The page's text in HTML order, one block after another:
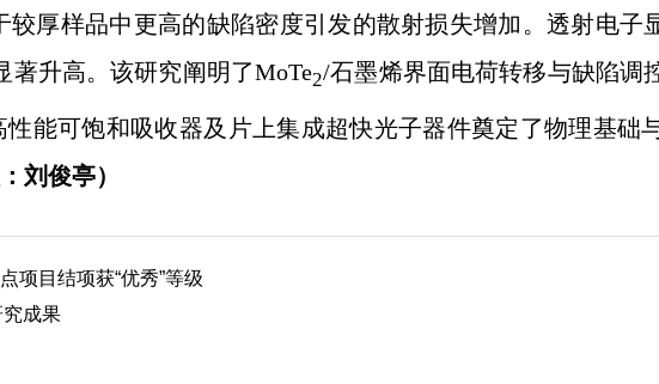
较厚样品中更高的缺陷密度引发的散射损失增加。透射电子
升高。该研究阐明了MoTe2/石墨烯界面电荷转移与缺陷调
能可饱和吸收器及片上集成超快光子器件奠定了物理基础
：刘俊亭）
项目结项获“优秀”等级
成果